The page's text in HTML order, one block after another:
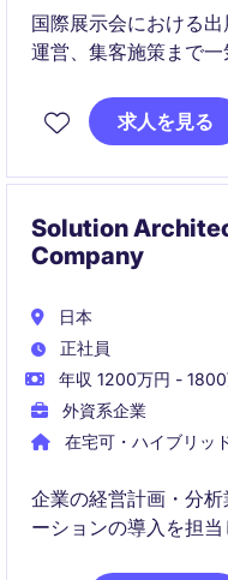
国際展示会における
運営、集客施策まで一
海外企業との折衝や
ジネスの拡大に貢献
求人を見る
Solution
Company
日本
正社員
年収 1200万円 -
外資系企業
在宅可・ハイブリッ
企業の経営計画・分
ーションの導入を担当